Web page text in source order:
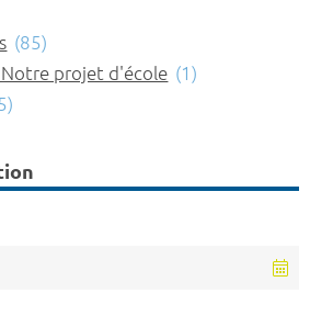
(85)
projet d'école (1)